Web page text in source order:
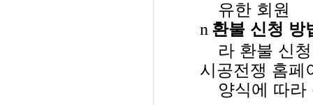
유한 회원
n 환불 신청 방
라 환불 신
시공전쟁 홈페
양식에 따라